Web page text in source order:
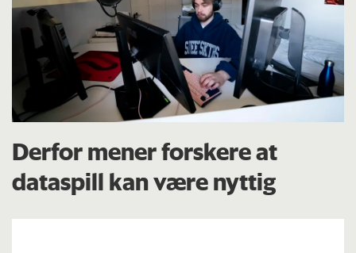
Derfor mener forskere at
dataspill kan være nyttig